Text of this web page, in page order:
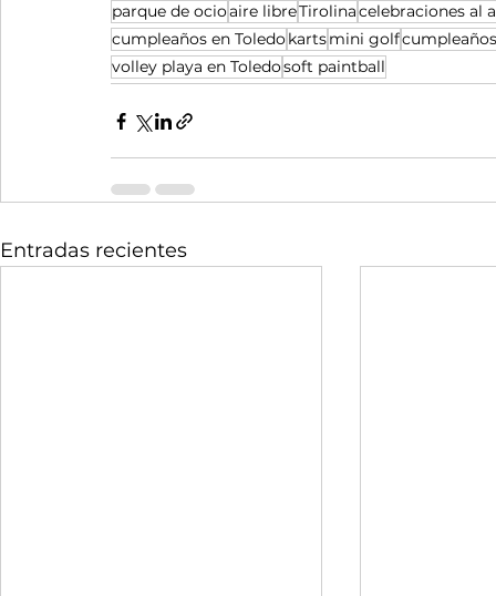
parque de ocioaire libreTirolinacelebraciones al
cumpleaños en Toledokartsmini golf
volley playa en Toledosoft paintball
Entradas recientes